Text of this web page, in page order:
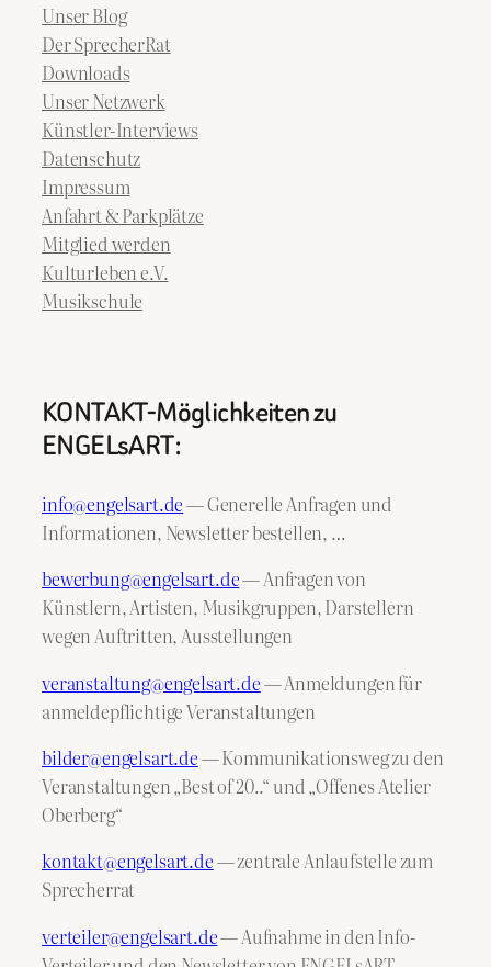
Unser Blog
Der SprecherRat
Downloads
Unser Netzwerk
Künstler-Interviews
Datenschutz
Impressum
Anfahrt & Parkplätze
Mitglied werden
Kulturleben e.V.
Musikschule
KONTAKT-Möglichkeiten zu
ENGELsART:
info@engelsart.de— Generelle Anfragen und
Informationen, Newsletter bestellen, …
bewerbung@engelsart.de— Anfragen von
Künstlern, Artisten, Musikgruppen, Darstellern
wegen Auftritten, Ausstellungen
veranstaltung@engelsart.de— Anmeldungen für
anmeldepflichtige Veranstaltungen
bilder@engelsart.de— Kommunikationsweg zu den
Veranstaltungen „Best of 20..“ und „Offenes Atelier
Oberberg“
kontakt@engelsart.de— zentrale Anlaufstelle zum
Sprecherrat
verteiler@engelsart.de— Aufnahme in den Info-